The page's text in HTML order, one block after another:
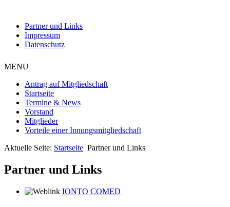
Partner und Links
Impressum
Datenschutz
MENU
Antrag auf Mitgliedschaft
Startseite
Termine & News
Vorstand
Mitglieder
Vorteile einer Innungsmitgliedschaft
Aktuelle Seite: Startseite Partner und Links
Partner und Links
IONTO COMED